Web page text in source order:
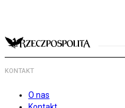
KONTAKT
O nas